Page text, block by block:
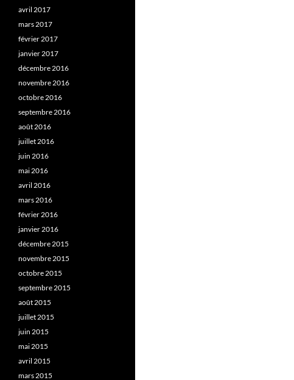
avril 2017
mars 2017
février 2017
janvier 2017
décembre 2016
novembre 2016
octobre 2016
septembre 2016
août 2016
juillet 2016
juin 2016
mai 2016
avril 2016
mars 2016
février 2016
janvier 2016
décembre 2015
novembre 2015
octobre 2015
septembre 2015
août 2015
juillet 2015
juin 2015
mai 2015
avril 2015
mars 2015